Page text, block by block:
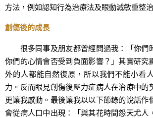
方法，例如認知行為治療法及眼動減敏重整
創傷後的成長
很多同事及朋友都曾經問過我：「你們
你們的心情會否受到負面影響？」其實研究
外的人都能自然復原，所以我們不能小看
力。反而眼見創傷後壓力症病人在治療中的
更讓我感動。最後讓我以以下節錄的說話作
會從病人口中出現：「與其花時間怨天尤人